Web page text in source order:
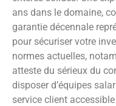
ans dans le domaine,
garantie décennale
pour sécuriser votre
normes actuelles,
atteste du sérieux du
disposer d’équipes
service client